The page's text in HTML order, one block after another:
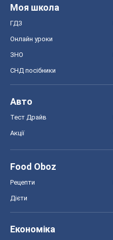
Моя школа
ГДЗ
Онлайн уроки
ЗНО
СНД посібники
Авто
Тест Драйв
Акції
Food Oboz
Рецепти
Дієти
Економіка